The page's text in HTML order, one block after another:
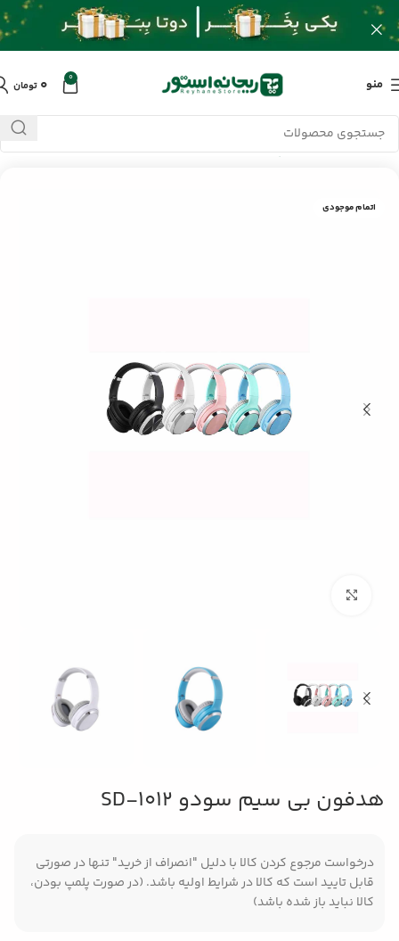
منو 0 ۰ تومان
خانه/محصولات/پلیرها/هدفون/هدفون بی سیم سودو SD-1012
اتمام موجودی
هدفون بی سیم سودو SD-1012
درخواست مرجوع کردن کالا با دلیل "انصراف از خرید" تنها در صورتی
قابل تایید است که کالا در شرایط اولیه باشد. (در صورت پلمپ بودن،
کالا نباید باز شده باشد)